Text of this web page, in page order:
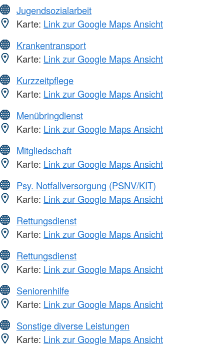
Jugendsozialarbeit
Karte: Link zur Google Maps Ansicht
Krankentransport
Karte: Link zur Google Maps Ansicht
Kurzzeitpflege
Karte: Link zur Google Maps Ansicht
Menübringdienst
Karte: Link zur Google Maps Ansicht
Mitgliedschaft
Karte: Link zur Google Maps Ansicht
Psy. Notfallversorgung (PSNV/KIT)
Karte: Link zur Google Maps Ansicht
Rettungsdienst
Karte: Link zur Google Maps Ansicht
Rettungsdienst
Karte: Link zur Google Maps Ansicht
Seniorenhilfe
Karte: Link zur Google Maps Ansicht
Sonstige diverse Leistungen
Karte: Link zur Google Maps Ansicht